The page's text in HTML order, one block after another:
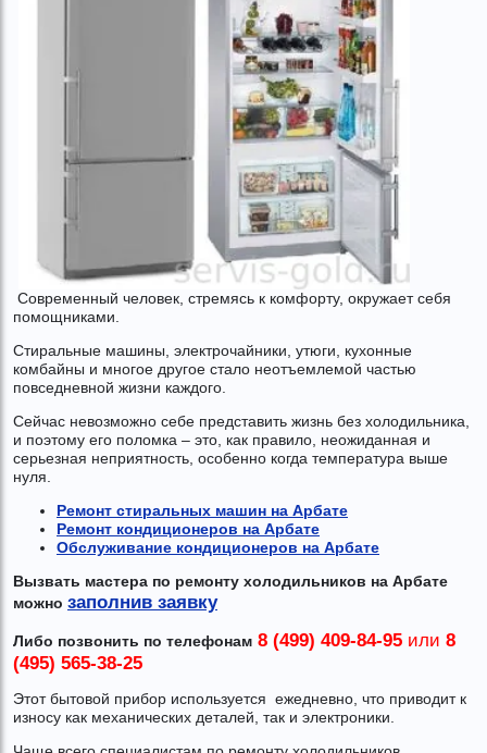
Современный человек, стремясь к комфорту, окружает себя
помощниками.
Стиральные машины, электрочайники, утюги, кухонные
комбайны и многое другое стало неотъемлемой частью
повседневной жизни каждого.
Сейчас невозможно себе представить жизнь без холодильника,
и поэтому его поломка – это, как правило, неожиданная и
серьезная неприятность, особенно когда температура выше
нуля.
Ремонт стиральных машин на Арбате
Ремонт кондиционеров на Арбате
Обслуживание кондиционеров на Арбате
Вызвать мастера по ремонту холодильников на Арбате
можно заполнив заявку
Либо позвонить по телефонам 8 (499) 409-84-95 или 8
(495) 565-38-25
Этот бытовой прибор используется ежедневно, что приводит к
износу как механических деталей, так и электроники.